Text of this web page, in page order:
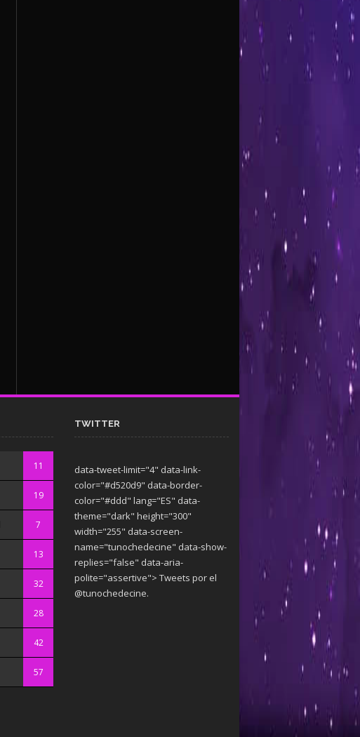
11
19
7
13
32
28
42
57
TWITTER
data-tweet-limit="4" data-link-
color="#d520d9" data-border-
color="#ddd" lang="ES" data-
theme="dark" height="300"
width="255" data-screen-
name="tunochedecine" data-show-
replies="false" data-aria-
polite="assertive"> Tweets por el
@tunochedecine.